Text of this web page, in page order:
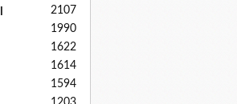
2107
1990
1622
1614
1594